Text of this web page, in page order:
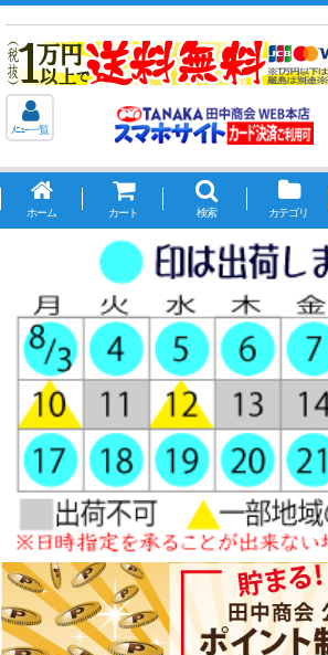
ﾒﾆｭｰ一覧
ホーム カート 検索 カテゴリ